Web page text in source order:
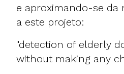
e aproximando-se da
a este projeto:
"detection of elderly
without making any